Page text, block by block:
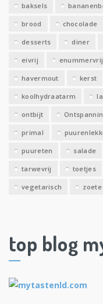
baksels
brood chocolade
desserts diner
eivrij enummervrij
havermout kerst
koolhydraatarm
ontbijt
primal
puureten salade
tarwevrij toetjes
vegetarisch
top blog